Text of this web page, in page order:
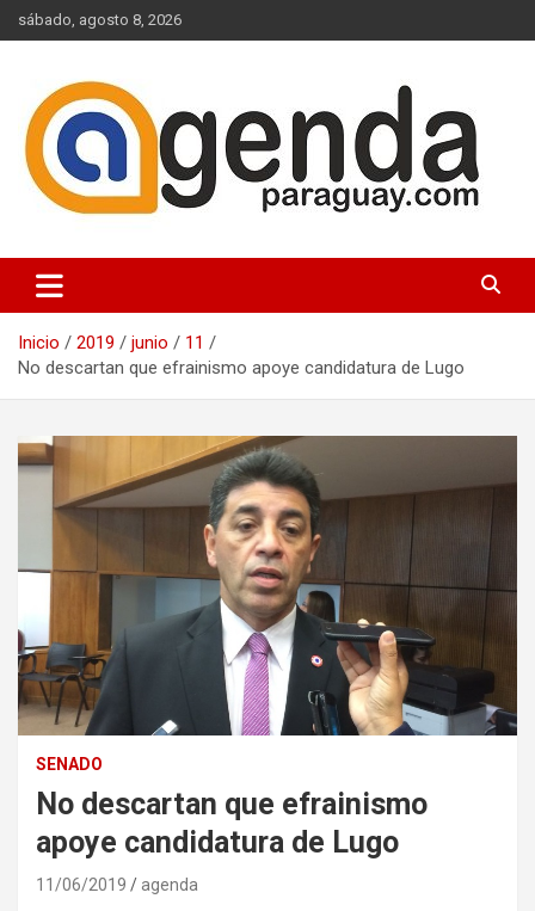
Saltar
al
sábado, agosto 8, 2026
Agenda Paraguay
Inicio 2019 junio
11
No descartan que efrainismo apoye candidatura de Lugo
SENADO
No descartan que efrainismo
apoye candidatura de Lugo
11/06/2019 agenda